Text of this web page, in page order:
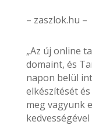
– zaszlok.hu –
„Az új online
domaint, és
napon belül
elkészítését
meg vagyunk